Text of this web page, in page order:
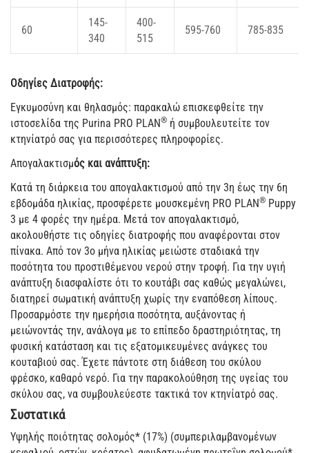
60
145-
340
400-
515
595-760 785-835
Οδηγίες Διατροφής:
Εγκυμοσύνη και θηλασμός: παρακαλώ επισκεφθείτε την
ιστοσελίδα της Purina PRO PLAN® ή συμβουλευτείτε τον
κτηνίατρό σας για περισσότερες πληροφορίες.
Απογαλακτισμός και ανάπτυξη:
Κατά τη διάρκεια του απογαλακτισμού από την 3η έως την 6η
εβδομάδα ηλικίας, προσφέρετε μουσκεμένη PRO PLAN® Puppy
3 με 4 φορές την ημέρα. Μετά τον απογαλακτισμό,
ακολουθήστε τις οδηγίες διατροφής που αναφέρονται στον
πίνακα. Από τον 3ο μήνα ηλικίας μειώστε σταδιακά την
ποσότητα του προστιθέμενου νερού στην τροφή. Για την υγιή
ανάπτυξη διασφαλίστε ότι το κουτάβι σας καθώς μεγαλώνει,
διατηρεί σωματική ανάπτυξη χωρίς την εναπόθεση λίπους.
Προσαρμόστε την ημερήσια ποσότητα, αυξάνοντας ή
μειώνοντάς την, ανάλογα με το επίπεδο δραστηριότητας, τη
φυσική κατάσταση και τις εξατομικευμένες ανάγκες του
κουταβιού σας. Έχετε πάντοτε στη διάθεση του σκύλου
φρέσκο, καθαρό νερό. Για την παρακολούθηση της υγείας του
σκύλου σας, να συμβουλεύεστε τακτικά τον κτηνίατρό σας.
Συστατικά
Υψηλής ποιότητας σολομός* (17%) (συμπεριλαμβανομένων